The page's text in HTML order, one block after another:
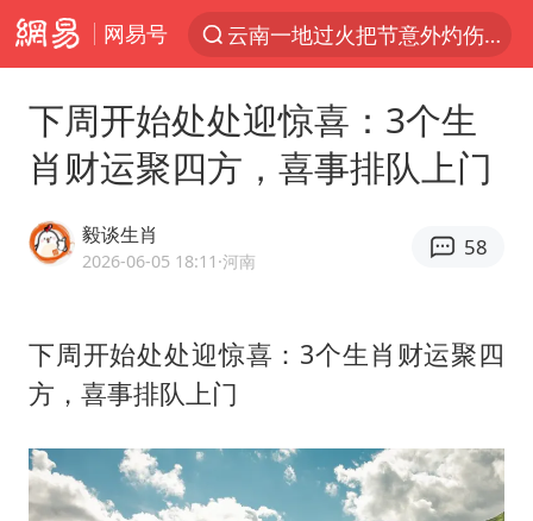
网易号
“电影+”如何激发千亿级消费新活力？
2名小孩玩手机低头幅度近乎折叠
中医教你一招提升气血
多地严查未成年飙车炸街
上海：台风白海豚或将带来龙卷风
下周开始处处迎惊喜：3个生
肖财运聚四方，喜事排队上门
毅谈生肖
2026-06-05 18:11 ·河南
58
下周开始处处迎惊喜：3个生肖财运聚四
方，喜事排队上门